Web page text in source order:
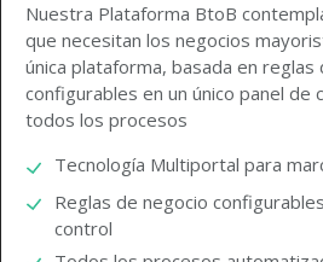
Nuestra Plataforma BtoB
que necesitan los negocios
única plataforma, basada en reglas
configurables en un único panel de
todos los procesos
Tecnología Multiportal para
Reglas de negocio
control